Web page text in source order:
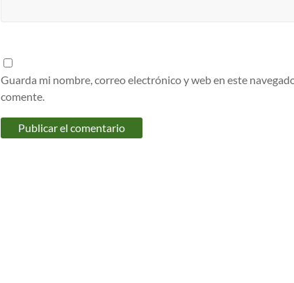
Guarda mi nombre, correo electrónico y web en este
comente.